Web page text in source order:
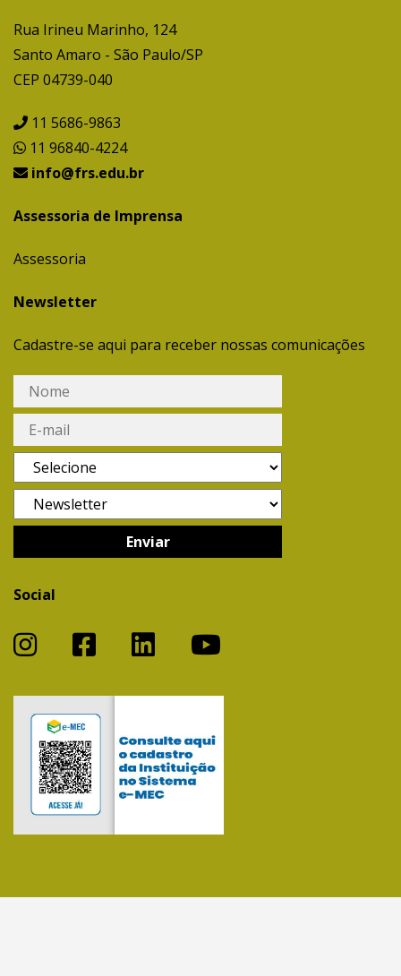
Rua Irineu Marinho, 124
Santo Amaro - São Paulo/SP
CEP 04739-040
11 5686-9863
11 96840-4224
info@frs.edu.br
Assessoria de Imprensa
Assessoria
Newsletter
Cadastre-se aqui para receber nossas comunicações
Social